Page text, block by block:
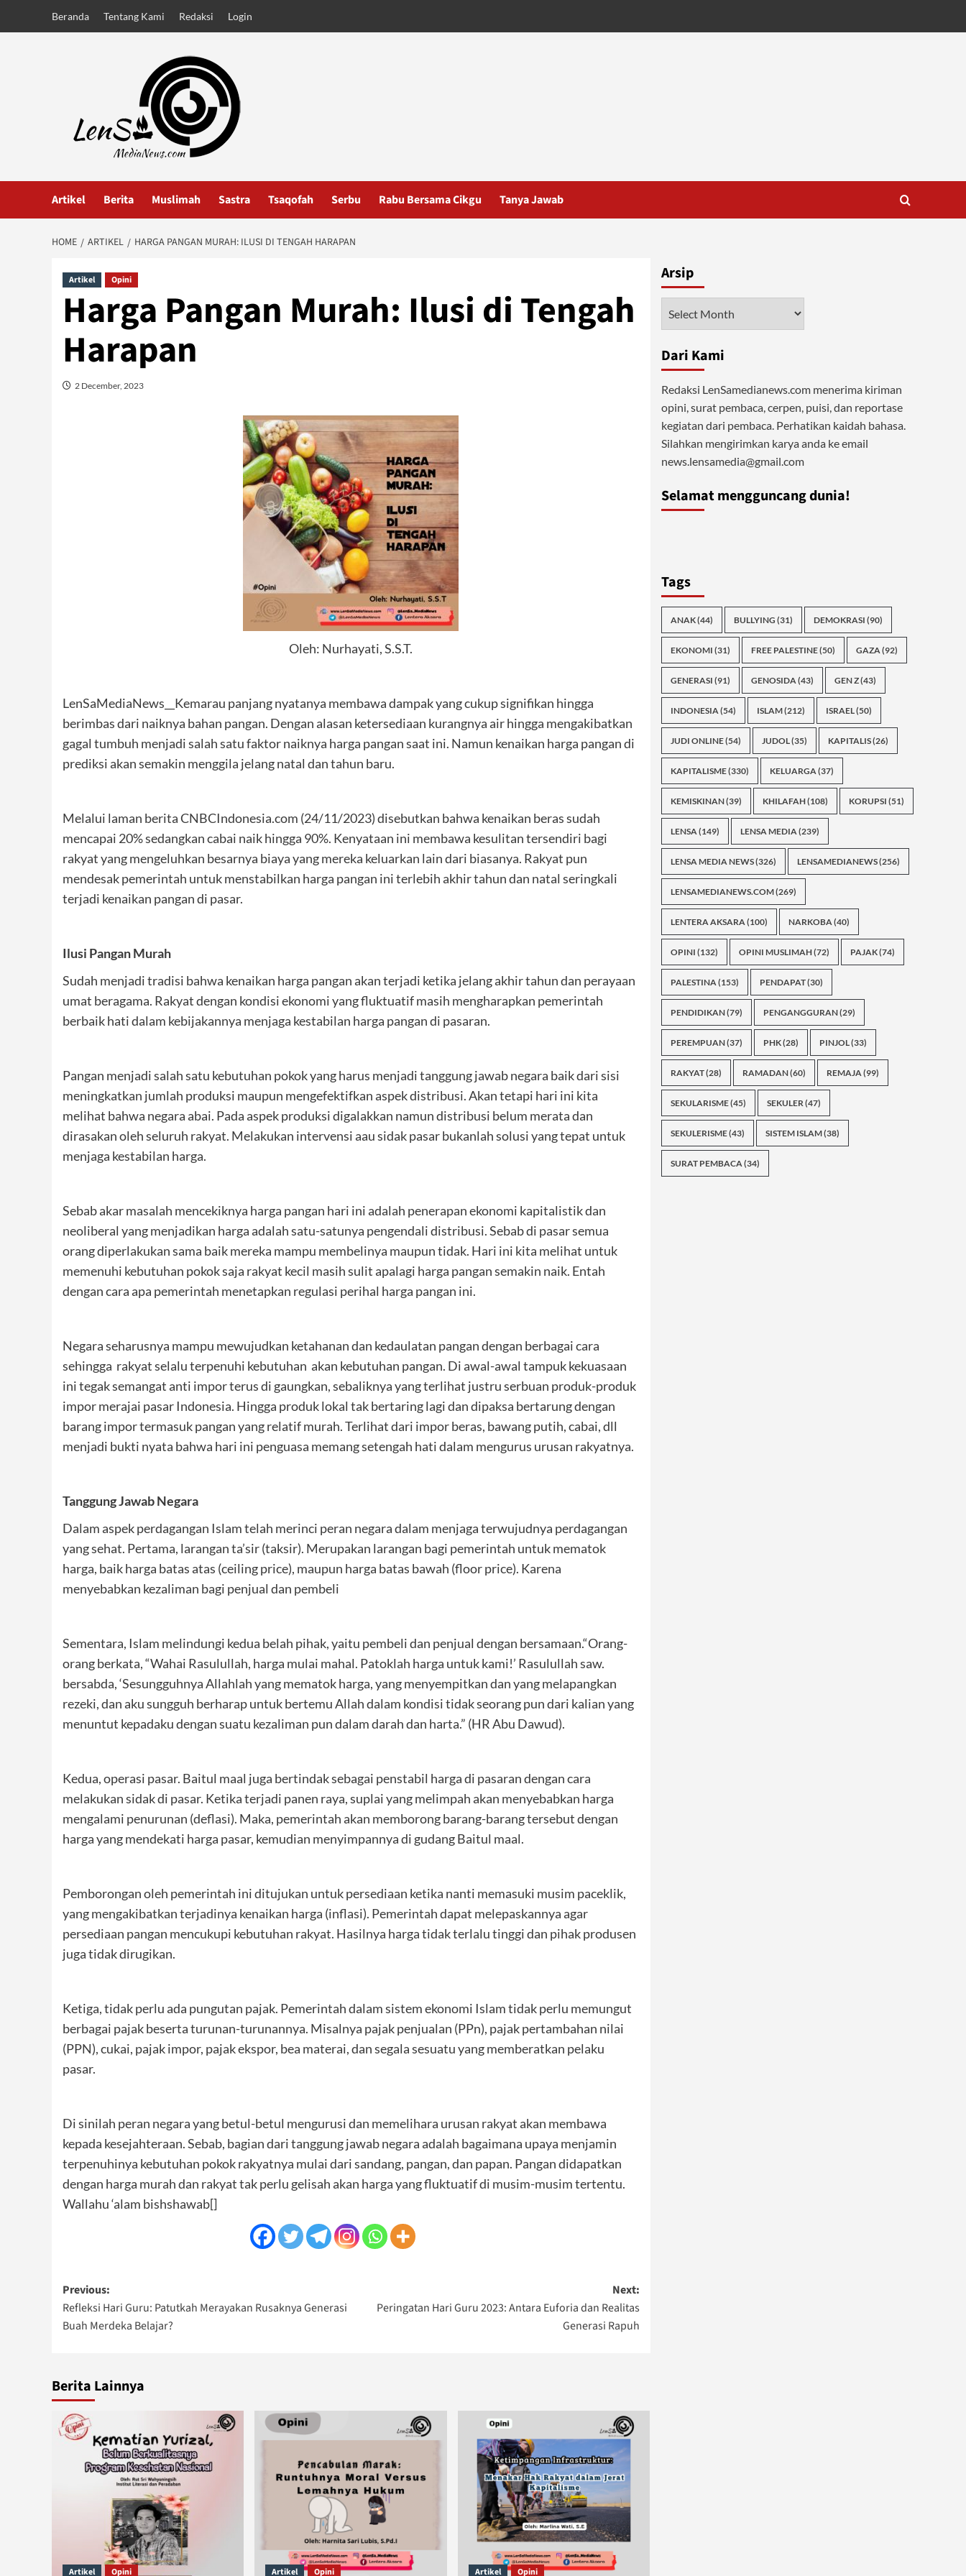
Beranda Tentang Kami Redaksi Login
Artikel Berita Muslimah Sastra Tsaqofah Serbu Rabu Bersama Cikgu Tanya Jawab
HOME ARTIKEL HARGA PANGAN MURAH: ILUSI DI TENGAH HARAPAN
Artikel Opini
Harga Pangan Murah: Ilusi di Tengah
Harapan
2 December, 2023
Oleh: Nurhayati, S.S.T.
LenSaMediaNews__Kemarau panjang nyatanya membawa dampak yang cukup signifikan hingga
berimbas dari naiknya bahan pangan. Dengan alasan ketersediaan kurangnya air hingga mengakibatkan
gagal tumbuh menjadi salah satu faktor naiknya harga pangan saat ini. Namun kenaikan harga pangan di
prediksi akan semakin menggila jelang natal dan tahun baru.
Melalui laman berita CNBCIndonesia.com (24/11/2023) disebutkan bahwa kenaikan beras sudah
mencapai 20% sedangkan cabai naik hingga 90%. Kenyataan ini membawa kesulitan tersendiri bagi
rakyat yang mengeluhkan besarnya biaya yang mereka keluarkan lain dari biasanya. Rakyat pun
mendesak pemerintah untuk menstabilkan harga pangan ini terlebih akhir tahun dan natal seringkali
terjadi kenaikan pangan di pasar.
Ilusi Pangan Murah
Sudah menjadi tradisi bahwa kenaikan harga pangan akan terjadi ketika jelang akhir tahun dan perayaan
umat beragama. Rakyat dengan kondisi ekonomi yang fluktuatif masih mengharapkan pemerintah
berbaik hati dalam kebijakannya menjaga kestabilan harga pangan di pasaran.
Pangan menjadi salah satu kebutuhan pokok yang harus menjadi tanggung jawab negara baik dari sisi
meningkatkan jumlah produksi maupun mengefektifkan aspek distribusi. Akan tetapi hari ini kita
melihat bahwa negara abai. Pada aspek produksi digalakkan namun distribusi belum merata dan
dirasakan oleh seluruh rakyat. Melakukan intervensi aau sidak pasar bukanlah solusi yang tepat untuk
menjaga kestabilan harga.
Sebab akar masalah mencekiknya harga pangan hari ini adalah penerapan ekonomi kapitalistik dan
neoliberal yang menjadikan harga adalah satu-satunya pengendali distribusi. Sebab di pasar semua
orang diperlakukan sama baik mereka mampu membelinya maupun tidak. Hari ini kita melihat untuk
memenuhi kebutuhan pokok saja rakyat kecil masih sulit apalagi harga pangan semakin naik. Entah
dengan cara apa pemerintah menetapkan regulasi perihal harga pangan ini.
Negara seharusnya mampu mewujudkan ketahanan dan kedaulatan pangan dengan berbagai cara
sehingga rakyat selalu terpenuhi kebutuhan akan kebutuhan pangan. Di awal-awal tampuk kekuasaan
ini tegak semangat anti impor terus di gaungkan, sebaliknya yang terlihat justru serbuan produk-produk
impor merajai pasar Indonesia. Hingga produk lokal tak bertaring lagi dan dipaksa bertarung dengan
barang impor termasuk pangan yang relatif murah. Terlihat dari impor beras, bawang putih, cabai, dll
menjadi bukti nyata bahwa hari ini penguasa memang setengah hati dalam mengurus urusan rakyatnya.
Tanggung Jawab Negara
Dalam aspek perdagangan Islam telah merinci peran negara dalam menjaga terwujudnya perdagangan
yang sehat. Pertama, larangan ta’sir (taksir). Merupakan larangan bagi pemerintah untuk mematok
harga, baik harga batas atas (ceiling price), maupun harga batas bawah (floor price). Karena
menyebabkan kezaliman bagi penjual dan pembeli
Sementara, Islam melindungi kedua belah pihak, yaitu pembeli dan penjual dengan bersamaan.“Orang-
orang berkata, “Wahai Rasulullah, harga mulai mahal. Patoklah harga untuk kami!’ Rasulullah saw.
bersabda, ‘Sesungguhnya Allahlah yang mematok harga, yang menyempitkan dan yang melapangkan
rezeki, dan aku sungguh berharap untuk bertemu Allah dalam kondisi tidak seorang pun dari kalian yang
menuntut kepadaku dengan suatu kezaliman pun dalam darah dan harta.” (HR Abu Dawud).
Kedua, operasi pasar. Baitul maal juga bertindak sebagai penstabil harga di pasaran dengan cara
melakukan sidak di pasar. Ketika terjadi panen raya, suplai yang melimpah akan menyebabkan harga
mengalami penurunan (deflasi). Maka, pemerintah akan memborong barang-barang tersebut dengan
harga yang mendekati harga pasar, kemudian menyimpannya di gudang Baitul maal.
Pemborongan oleh pemerintah ini ditujukan untuk persediaan ketika nanti memasuki musim paceklik,
yang mengakibatkan terjadinya kenaikan harga (inflasi). Pemerintah dapat melepaskannya agar
persediaan pangan mencukupi kebutuhan rakyat. Hasilnya harga tidak terlalu tinggi dan pihak produsen
juga tidak dirugikan.
Ketiga, tidak perlu ada pungutan pajak. Pemerintah dalam sistem ekonomi Islam tidak perlu memungut
berbagai pajak beserta turunan-turunannya. Misalnya pajak penjualan (PPn), pajak pertambahan nilai
(PPN), cukai, pajak impor, pajak ekspor, bea materai, dan segala sesuatu yang memberatkan pelaku
pasar.
Di sinilah peran negara yang betul-betul mengurusi dan memelihara urusan rakyat akan membawa
kepada kesejahteraan. Sebab, bagian dari tanggung jawab negara adalah bagaimana upaya menjamin
terpenuhinya kebutuhan pokok rakyatnya mulai dari sandang, pangan, dan papan. Pangan didapatkan
dengan harga murah dan rakyat tak perlu gelisah akan harga yang fluktuatif di musim-musim tertentu.
Wallahu ‘alam bishshawab[]
Post
navigation
Previous:
Refleksi Hari Guru: Patutkah Merayakan Rusaknya Generasi
Buah Merdeka Belajar?
Next:
Peringatan Hari Guru 2023: Antara Euforia dan Realitas
Generasi Rapuh
Berita Lainnya
Artikel Opini Artikel Opini Artikel Opini
Arsip
Dari Kami
Redaksi LenSamedianews.com menerima kiriman
opini, surat pembaca, cerpen, puisi, dan reportase
kegiatan dari pembaca. Perhatikan kaidah bahasa.
Silahkan mengirimkan karya anda ke email
news.lensamedia@gmail.com
Selamat mengguncang dunia!
Tags
ANAK(44) BULLYING (31) DEMOKRASI (90)
EKONOMI (31) FREE PALESTINE(50) GAZA(92)
GENERASI (91) GENOSIDA(43) GEN Z(43)
INDONESIA(54) ISLAM(212) ISRAEL(50)
JUDI ONLINE(54) JUDOL(35) KAPITALIS(26)
KAPITALISME(330) KELUARGA(37)
KEMISKINAN(39) KHILAFAH(108) KORUPSI (51)
LENSA(149) LENSA MEDIA(239)
LENSA MEDIA NEWS(326) LENSAMEDIANEWS(256)
LENSAMEDIANEWS.COM(269)
LENTERA AKSARA(100) NARKOBA(40)
OPINI (132) OPINI MUSLIMAH(72) PAJAK(74)
PALESTINA(153) PENDAPAT(30)
PENDIDIKAN(79) PENGANGGURAN(29)
PEREMPUAN(37) PHK(28) PINJOL(33)
RAKYAT(28) RAMADAN(60) REMAJA(99)
SEKULARISME(45) SEKULER(47)
SEKULERISME(43) SISTEM ISLAM(38)
SURAT PEMBACA(34)